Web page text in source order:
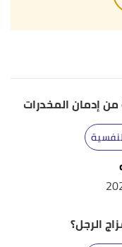
"What to
to Cope",
إدمان المخدرات
الرجل؟